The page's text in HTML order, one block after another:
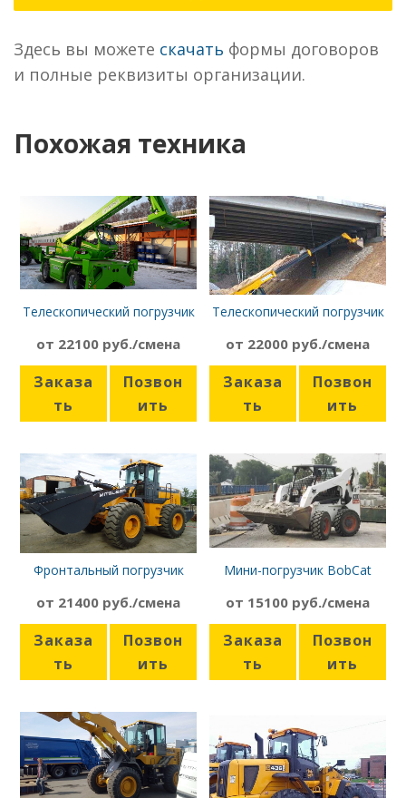
Здесь вы можете скачать формы договоров
и полные реквизиты организации.
Похожая техника
Телескопический погрузчик
от 22100 руб./смена
Заказа
ть
Позвон
ить
Телескопический погрузчик
от 22000 руб./смена
Заказа
ть
Позвон
ить
Фронтальный погрузчик
от 21400 руб./смена
Заказа
ть
Позвон
ить
Мини-погрузчик BobCat
от 15100 руб./смена
Заказа
ть
Позвон
ить